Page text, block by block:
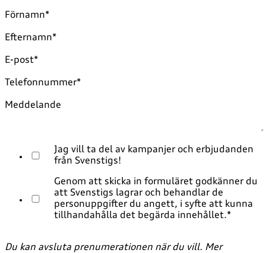
Förnamn*
Efternamn*
E-post*
Telefonnummer*
Meddelande
Jag vill ta del av kampanjer och erbjudanden
från Svenstigs!
Genom att skicka in formuläret godkänner du
att Svenstigs lagrar och behandlar de
personuppgifter du angett, i syfte att kunna
tillhandahålla det begärda innehållet.*
Du kan avsluta prenumerationen när du vill. Mer